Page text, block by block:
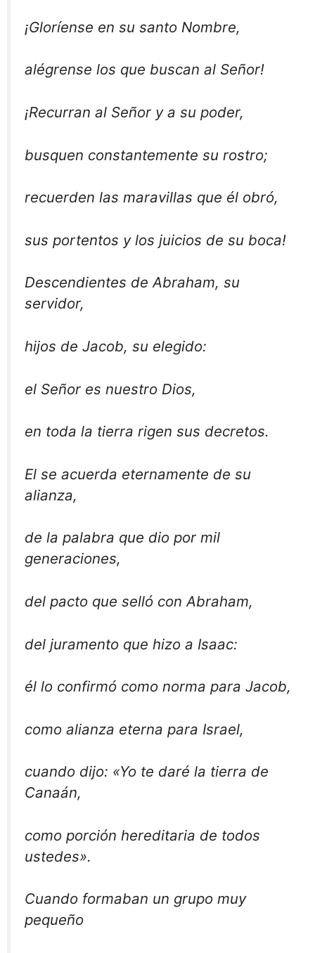
¡Gloríense en su santo Nombre,
alégrense los que buscan al Señor!
¡Recurran al Señor y a su poder,
busquen constantemente su rostro;
recuerden las maravillas que él obró,
sus portentos y los juicios de su boca!
Descendientes de Abraham, su
servidor,
hijos de Jacob, su elegido:
el Señor es nuestro Dios,
en toda la tierra rigen sus decretos.
El se acuerda eternamente de su
alianza,
de la palabra que dio por mil
generaciones,
del pacto que selló con Abraham,
del juramento que hizo a Isaac:
él lo confirmó como norma para Jacob,
como alianza eterna para Israel,
cuando dijo: «Yo te daré la tierra de
Canaán,
como porción hereditaria de todos
ustedes».
Cuando formaban un grupo muy
pequeño